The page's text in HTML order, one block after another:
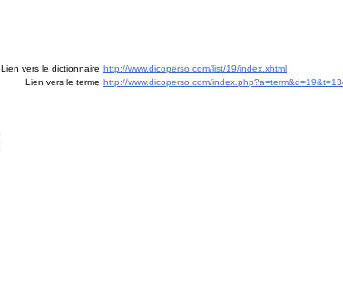
Lien vers le dictionnaire http://www.dicoperso.com/list/19/index.xhtml
Lien vers le terme http://www.dicoperso.com/